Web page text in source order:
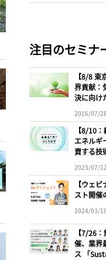
注目のセミナ
【8/8
界貢献：
決に向け
2016/07/28
【8/10
エネルギ
資する技
2023/07/12
【ウェ
スト開催
2024/03/16
【7/26
催、業界
ス 「